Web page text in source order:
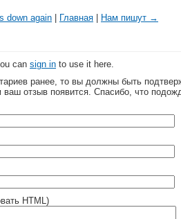
down again Главная Нам пишут →
can sign in to use it here.
ранее, то вы должны быть
отзыв появится. Спасибо, что
HTML)